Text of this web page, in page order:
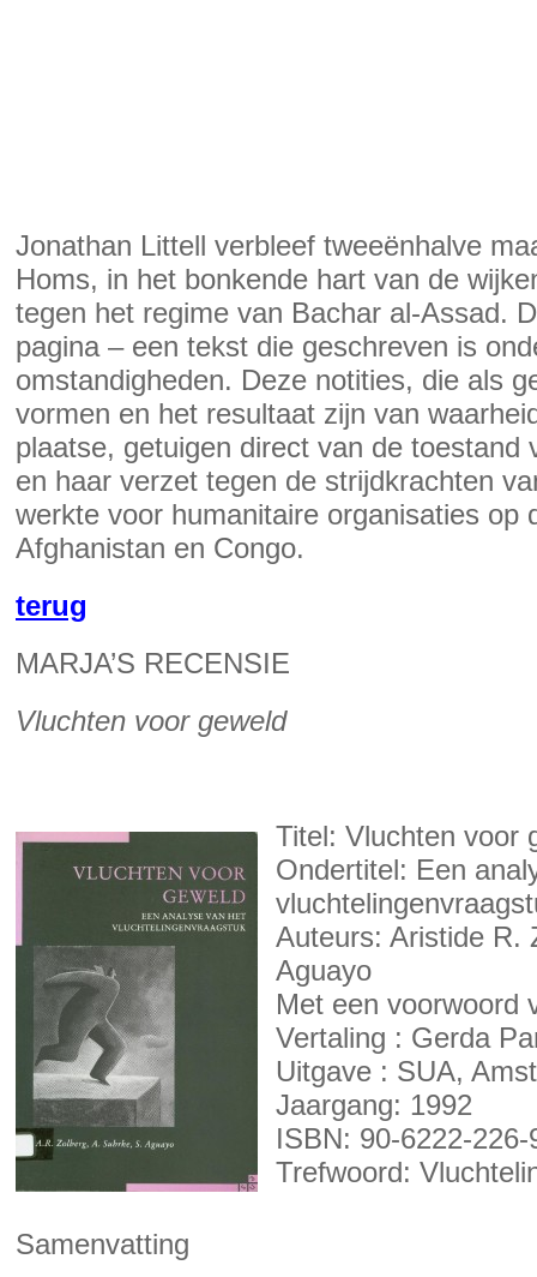
Jonathan Littell verbleef tweeënhalve
Homs, in het bonkende hart van de
tegen het regime van Bachar al-Assad.
pagina – een tekst die geschreven is
omstandigheden. Deze notities, die als
vormen en het resultaat zijn van
plaatse, getuigen direct van de toestand
en haar verzet tegen de strijdkrachten
werkte voor humanitaire organisaties op
Afghanistan en Congo.
terug
MARJA’S RECENSIE
Vluchten voor geweld
Titel: Vluchten voor
Ondertitel: Een
Auteurs: Aristide R.
Aguayo
Met een voorwoord
Vertaling : Gerda
Uitgave : SUA,
Jaargang: 1992
ISBN: 90-6222-226-
Trefwoord:
Samenvatting